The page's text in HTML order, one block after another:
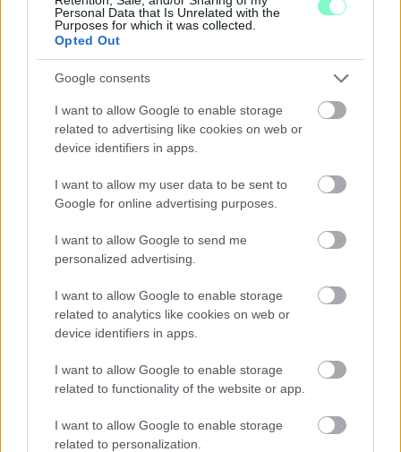
Personal Data that Is Unrelated with the
Purposes for which it was collected.
Opted Out
Google consents
I want to allow Google to enable storage
related to advertising like cookies on web or
device identifiers in apps.
I want to allow my user data to be sent to
Google for online advertising purposes.
I want to allow Google to send me
personalized advertising.
I want to allow Google to enable storage
related to analytics like cookies on web or
device identifiers in apps.
I want to allow Google to enable storage
related to functionality of the website or app.
I want to allow Google to enable storage
related to personalization.
IGAZI RITKASÁG: KILENC NAPPAL KORÁBBAN
FELÜLJÁRÓT
Hétfőn hajnali négy órától ismét minden közlekedő használhatja
Szólj hozzá!